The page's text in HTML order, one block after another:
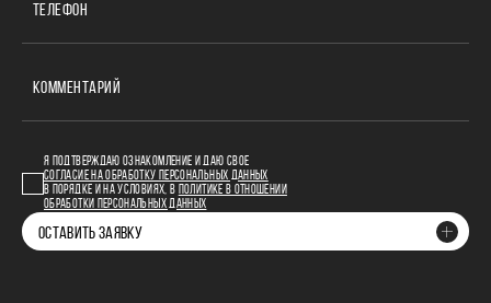
ТЕЛЕФОН
КОММЕНТАРИЙ
Я ПОДТВЕРЖДАЮ ОЗНАКОМЛЕНИЕ И ДАЮ СВОЕ
СОГЛАСИЕ НА ОБРАБОТКУ ПЕРСОНАЛЬНЫХ ДАННЫХ
В ПОРЯДКЕ И НА УСЛОВИЯХ, В
ПОЛИТИКЕ В ОТНОШЕНИИ
ОБРАБОТКИ ПЕРСОНАЛЬНЫХ ДАННЫХ
ОСТАВИТЬ ЗАЯВКУ